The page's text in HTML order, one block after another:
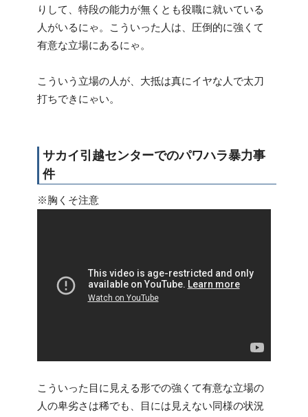
りして、特段の能力が無くとも役職に就いている
人がいるにゃ。こういった人は、圧倒的に強くて
有意な立場にあるにゃ。
こういう立場の人が、大抵は真にイヤな人で太刀
打ちできにゃい。
サカイ引越センターでのパワハラ暴力事
件
※胸くそ注意
こういった目に見える形での強くて有意な立場の
人の卑劣さは稀でも、目には見えない同様の状況